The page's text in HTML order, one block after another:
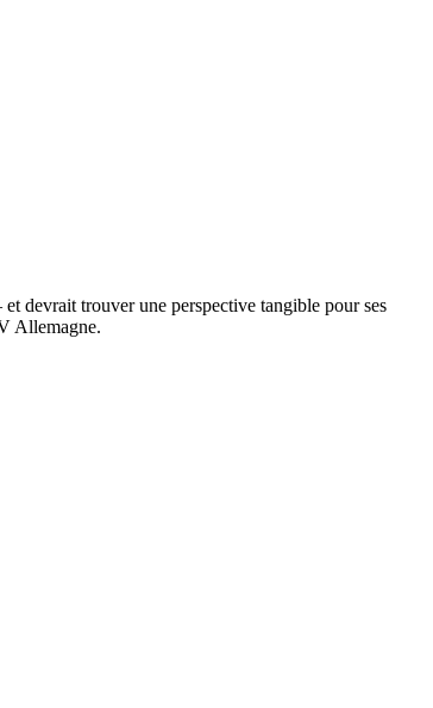
devrait trouver une perspective tangible pour ses
Allemagne.